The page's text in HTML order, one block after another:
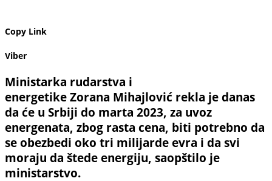
Copy Link
Viber
Ministarka rudarstva i
energetike Zorana Mihajlović rekla je danas
da će u Srbiji do marta 2023, za uvoz
energenata, zbog rasta cena, biti potrebno da
se obezbedi oko tri milijarde evra i da svi
moraju da štede energiju, saopštilo je
ministarstvo.